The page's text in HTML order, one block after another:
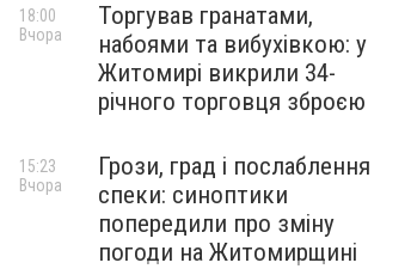
Торгував гранатами,
набоями та вибухівкою: у
Житомирі викрили 34-
річного торговця зброєю
18:00
Вчора
Грози, град і послаблення
спеки: синоптики
попередили про зміну
погоди на Житомирщині
15:23
Вчора